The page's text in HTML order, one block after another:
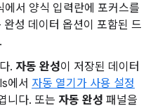
서 양식 입력란에 포커스를
성 데이터 옵션이 포함된 드
. 자동 완성이 저장된 데이터
에서 자동 열기가 사용 설정
니다. 또는 자동 완성 패널을